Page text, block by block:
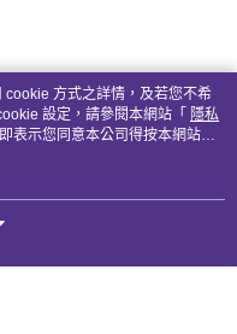
帳。
將跳轉至「AFTEE先享後付」
完成結帳。
。
視為有效，需透過AFTEE先享
方式之詳情，及若您不希
設定，請參閱本網站「 隱私
表示您同意本公司得按本網站使